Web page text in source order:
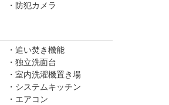
防犯カメラ
追い焚き機能
独立洗面台
室内洗濯機置き場
システムキッチン
エアコン